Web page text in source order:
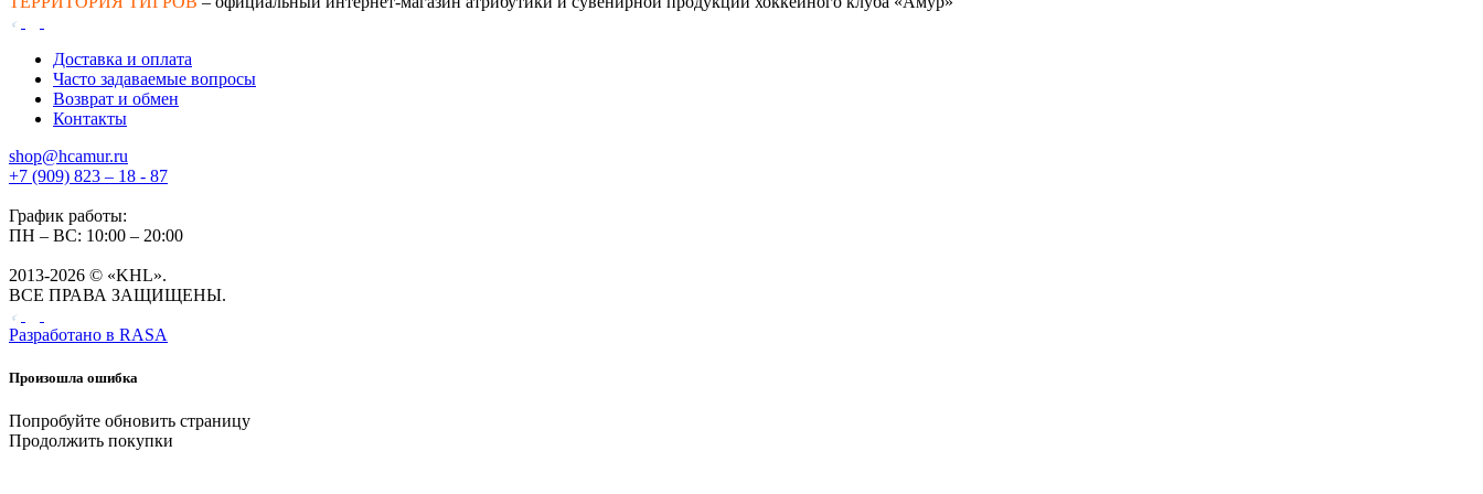
Доставка и оплата
Часто задаваемые вопросы
Возврат и обмен
Контакты
shop@hcamur.ru
+7 (909) 823 – 18 - 87
График работы:
ПН – ВС: 10:00 – 20:00
2013-2026 © «KHL».
ВСЕ ПРАВА ЗАЩИЩЕНЫ.
Разработано в RASA
Произошла ошибка
Попробуйте обновить страницу
Продолжить покупки